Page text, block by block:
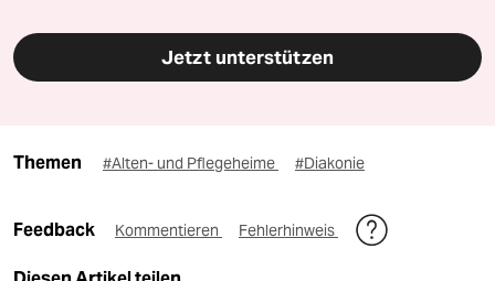
Jetzt unterstützen
Themen #Alten- und Pflegeheime #Diakonie
Feedback Kommentieren Fehlerhinweis